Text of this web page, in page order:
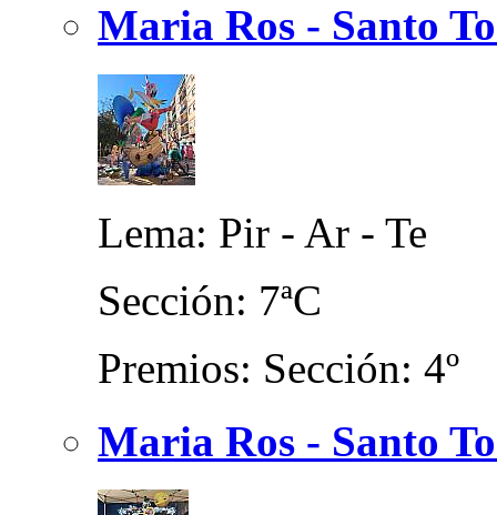
Maria Ros - Santo
Lema: Pir - Ar - Te
Sección: 7ªC
Premios: Sección: 4º
Maria Ros - Santo